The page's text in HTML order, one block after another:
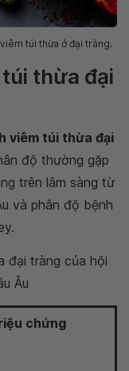
túi thừa ở đại tràng.
thừa đại
viêm túi thừa đại
độ thường gặp
trên lâm sàng từ
và phân độ bệnh
đại tràng của hội
Âu
chứng